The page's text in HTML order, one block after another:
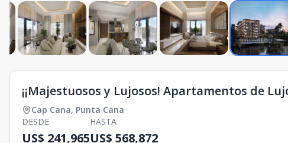
¡¡Majestuosos y Lujosos! Apartamentos de
Cap Cana, Punta Cana
DESDE
US$ 241,965
HASTA
US$ 568,872